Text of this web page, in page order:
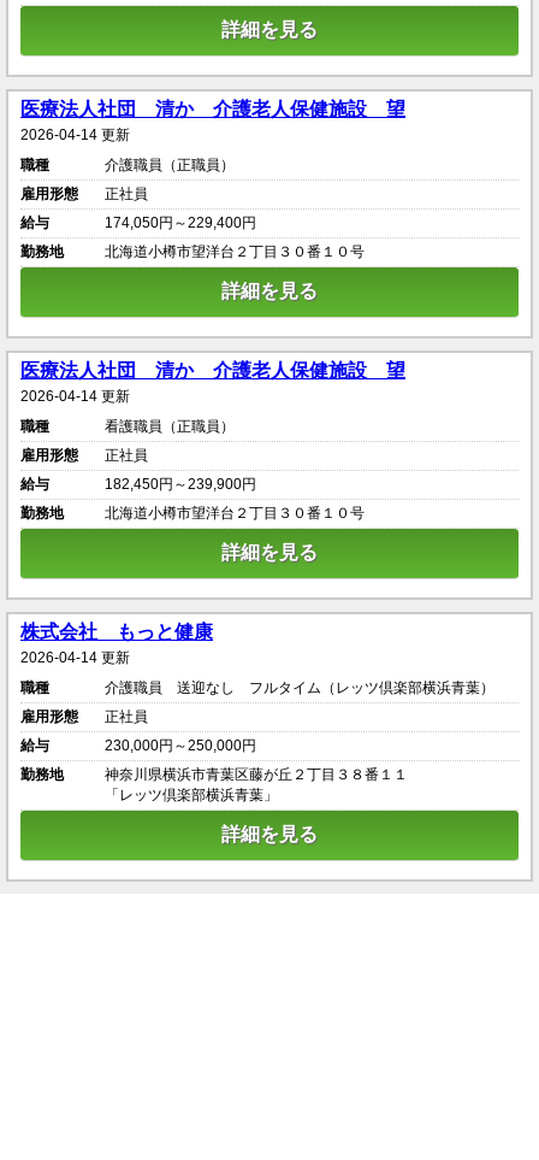
詳細を見る
医療法人社団 清か 介護老人保健施設 望
2026-04-14 更新
職種
介護職員（正職員）
雇用形態
正社員
給与
174,050円～229,400円
勤務地
北海道小樽市望洋台２丁目３０番１０号
詳細を見る
医療法人社団 清か 介護老人保健施設 望
2026-04-14 更新
職種
看護職員（正職員）
雇用形態
正社員
給与
182,450円～239,900円
勤務地
北海道小樽市望洋台２丁目３０番１０号
詳細を見る
株式会社 もっと健康
2026-04-14 更新
職種
介護職員 送迎なし フルタイム（レッツ倶楽部横浜青葉）
雇用形態
正社員
給与
230,000円～250,000円
勤務地
神奈川県横浜市青葉区藤が丘２丁目３８番１１
「レッツ倶楽部横浜青葉」
詳細を見る